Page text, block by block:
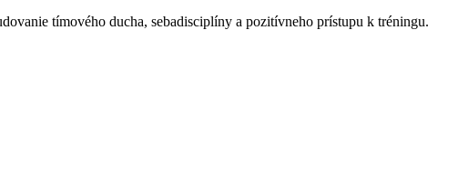
tímového ducha, sebadisciplíny a pozitívneho prístupu k tréningu.